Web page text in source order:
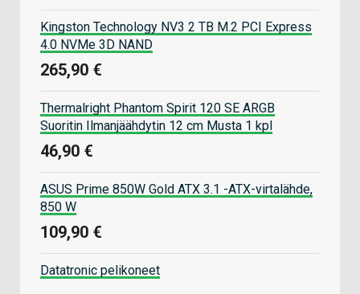
Kingston Technology NV3 2 TB M.2 PCI Express
4.0 NVMe 3D NAND
265,90 €
Thermalright Phantom Spirit 120 SE ARGB
Suoritin Ilmanjäähdytin 12 cm Musta 1 kpl
46,90 €
ASUS Prime 850W Gold ATX 3.1 -ATX-virtalähde,
850 W
109,90 €
Datatronic pelikoneet